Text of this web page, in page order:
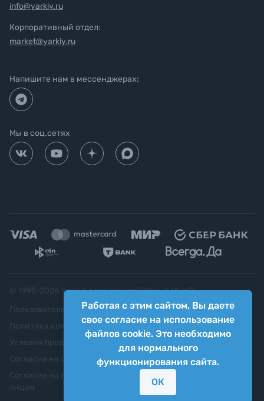
Работая с этим сайтом, Вы даете
свое согласие на использование
файлов cookie. Это необходимо
для нормального
функционирования сайта.
ОК
info@yarkiy.ru
Корпоративный отдел:
market@yarkiy.ru
Напишите нам в мессенджерах:
Мы в соц.сетях
Яркий фотомаркет ("Яркий Мир")
Пользовательское соглашение
Политика конфиденциальности
Согласие на обработку персональных данных